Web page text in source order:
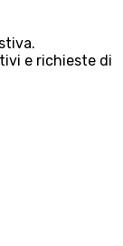
e richieste di